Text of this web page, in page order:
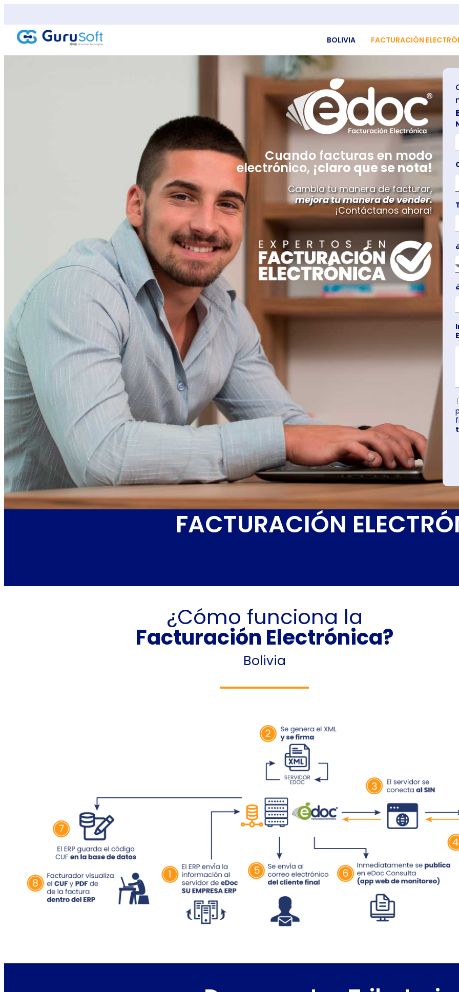
BOLIVIA FACTURACIÓN
Cuando facturas en modo
electrónico, ¡claro que se nota!
Cambia tu manera de facturar,
mejoratu manera de vender.
¡Contáctanos ahora!
FACTURACIÓN
¿Cómo funciona la
Facturación Electrónica?
Bolivia